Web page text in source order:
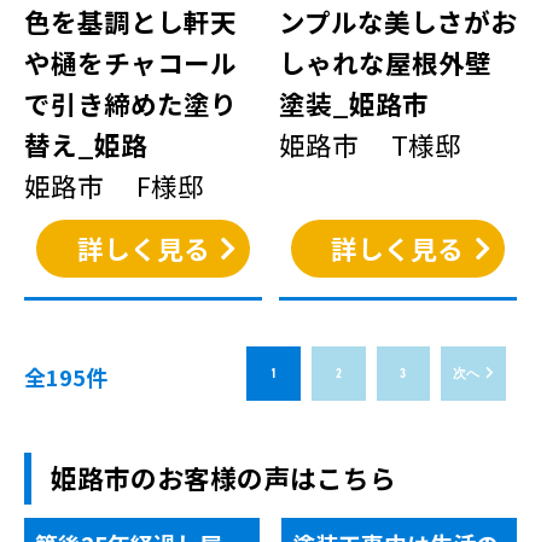
色を基調とし軒天
や樋をチャコール
で引き締めた塗り
替え_姫路
姫路市 F様邸
詳しく見る
ンプルな美しさがお
しゃれな屋根外壁
塗装_姫路市
姫路市 T様邸
詳しく見る
全195件 1 2 3 次へ
姫路市のお客様の声はこちら